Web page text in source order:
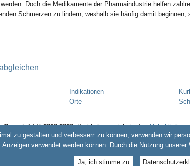
Doch die Medikamente der Pharmaindustrie helfen
Schmerzen zu lindern, weshalb sie häufig damit beginnen,
Indikationen
Orte
Copyright © 2010-2026:Kurklinikverzeichnis.de -Rehakliniken
www.kurentschechien.de •
zu gestalten und verbessern zu können, verwenden wir
Anzeigen verwendet werden können. Durch die Nutzung unserer
Ja, ich stimme zu